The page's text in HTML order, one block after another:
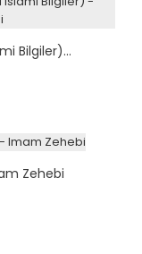
Bilgiler)...
Zehebi